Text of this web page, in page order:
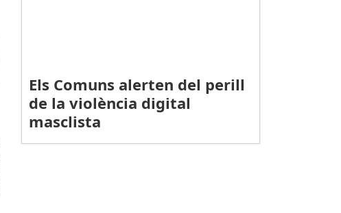
Els Comuns alerten del perill
de la violència digital
masclista